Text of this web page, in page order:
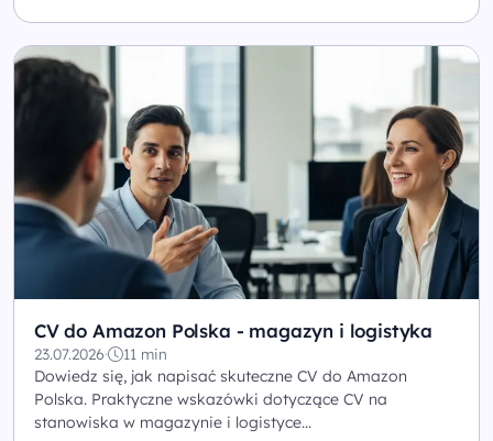
CV do Amazon Polska - magazyn i logistyka
23.07.2026· 11 min
Dowiedz się, jak napisać skuteczne CV do Amazon
Polska. Praktyczne wskazówki dotyczące CV na
stanowiska w magazynie i logistyce...